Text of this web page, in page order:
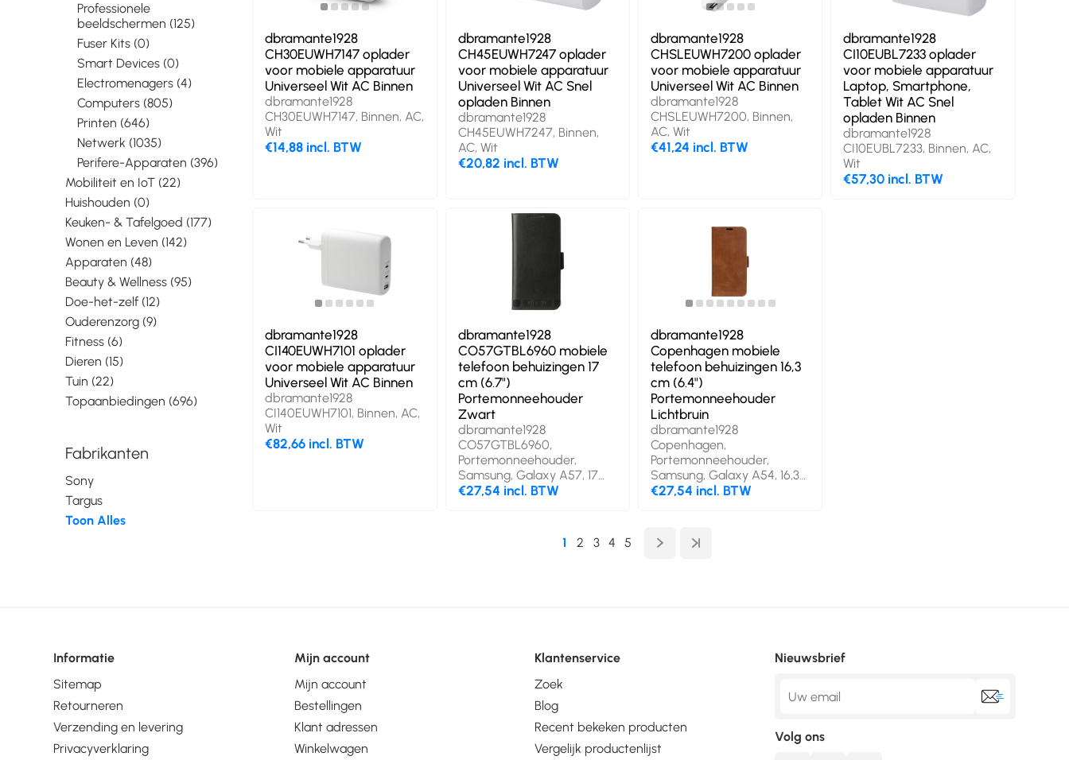
Professionele
beeldschermen (125)
Fuser Kits (0)
Smart Devices (0)
Electromenagers (4)
Computers (805)
Printen (646)
Netwerk (1035)
Perifere-Apparaten (396)
Mobiliteit en IoT (22)
Huishouden (0)
Keuken- & Tafelgoed (177)
Wonen en Leven (142)
Apparaten (48)
Beauty & Wellness (95)
Doe-het-zelf (12)
Ouderenzorg (9)
Fitness (6)
Dieren (15)
Tuin (22)
Topaanbiedingen (696)
Fabrikanten
Sony
Targus
Toon Alles
dbramante1928
CH30EUWH7147 oplader
voor mobiele apparatuur
Universeel Wit AC Binnen
dbramante1928
CH30EUWH7147, Binnen, AC,
Wit
€14,88 incl. BTW
dbramante1928
CH45EUWH7247 oplader
voor mobiele apparatuur
Universeel Wit AC Snel
opladen Binnen
dbramante1928
CH45EUWH7247, Binnen,
AC, Wit
€20,82 incl. BTW
dbramante1928
CHSLEUWH7200 oplader
voor mobiele apparatuur
Universeel Wit AC Binnen
dbramante1928
CHSLEUWH7200, Binnen,
AC, Wit
€41,24 incl. BTW
dbramante1928
CI10EUBL7233 oplader
voor mobiele apparatuur
Laptop, Smartphone,
Tablet Wit AC Snel
opladen Binnen
dbramante1928
CI10EUBL7233, Binnen, AC,
Wit
€57,30 incl. BTW
dbramante1928
CI140EUWH7101 oplader
voor mobiele apparatuur
Universeel Wit AC Binnen
dbramante1928
CI140EUWH7101, Binnen, AC,
Wit
€82,66 incl. BTW
dbramante1928
CO57GTBL6960 mobiele
telefoon behuizingen 17
cm (6.7")
Portemonneehouder
Zwart
dbramante1928
CO57GTBL6960,
Portemonneehouder,
Samsung, Galaxy A57, 17
cm (6.7"), Zwart
€27,54 incl. BTW
dbramante1928
Copenhagen mobiele
telefoon behuizingen 16,3
cm (6.4")
Portemonneehouder
Lichtbruin
dbramante1928
Copenhagen,
Portemonneehouder,
Samsung, Galaxy A54, 16,3
cm (6.4"), Lichtbruin
€27,54 incl. BTW
1 2 3 4 5
Informatie
Sitemap
Retourneren
Verzending en levering
Privacyverklaring
Mijn account
Mijn account
Bestellingen
Klant adressen
Winkelwagen
Klantenservice
Zoek
Blog
Recent bekeken producten
Vergelijk productenlijst
Nieuwsbrief
Volg ons